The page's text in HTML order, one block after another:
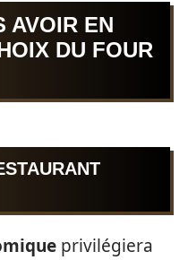
AVOIR EN
DU FOUR
privilégiera